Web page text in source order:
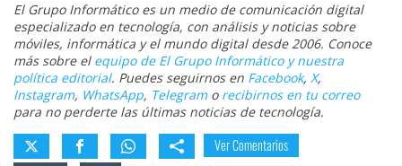
El Grupo Informático es un medio de comunicación digital
especializado en tecnología, con análisis y noticias sobre
móviles, informática y el mundo digital desde 2006. Conoce
más sobre el equipo de El Grupo Informático y nuestra
política editorial. Puedes seguirnos en Facebook, X,
Instagram, WhatsApp, Telegramo recibirnos en tu correo
para no perderte las últimas noticias de tecnología.
Ver Comentarios